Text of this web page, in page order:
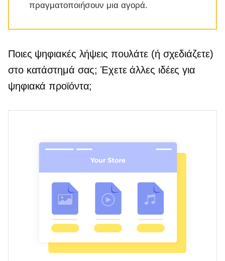
πραγματοποιήσουν μια αγορά.
Ποιες ψηφιακές λήψεις πουλάτε (ή σχεδιάζετε)
στο κατάστημά σας; Έχετε άλλες ιδέες για
ψηφιακά προϊόντα;